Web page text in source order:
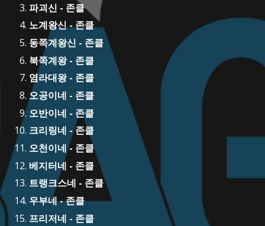
파괴신 - 존클
노계왕신 - 존클
동쪽계왕신 - 존클
북쪽계왕 - 존클
염라대왕 - 존클
오공이네 - 존클
오반이네 - 존클
크리링네 - 존클
오천이네 - 존클
베지터네 - 존클
트랭크스네 - 존클
우부네 - 존클
프리저네 - 존클